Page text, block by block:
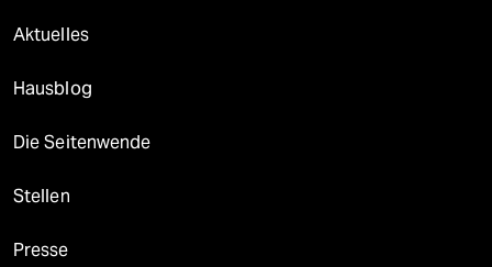
Aktuelles
Hausblog
Die Seitenwende
Stellen
Presse